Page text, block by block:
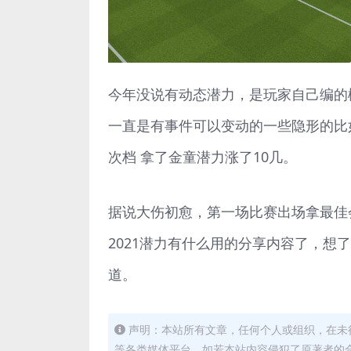
今年没说有动态潜力，是玩家自己编
一直是有事件可以变动的一些隐形的
次档 拿了金童潜力涨了10几。
据说大伤初愈，第一场比赛出场拿最
2021潜力有什么用的分享内容了，想
道。
声明：本站所有文章，任何个人或组织，在